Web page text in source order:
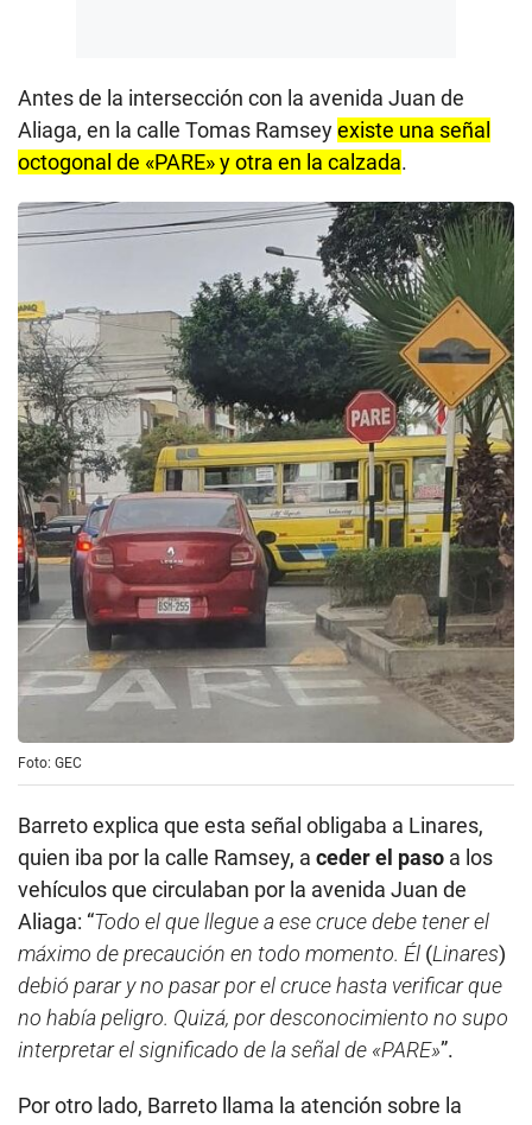
Antes de la intersección con la avenida Juan de
Aliaga, en la calle Tomas Ramseyexiste una señal
octogonal de «PARE» y otra en la calzada.
Foto: GEC
Barreto explica que esta señal obligaba a Linares,
quien iba por la calle Ramsey, a ceder el paso a los
vehículos que circulaban por la avenida Juan de
Aliaga: “Todo el que llegue a ese cruce debe tener el
máximo de precaución en todo momento. Él (Linares)
debió parar y no pasar por el cruce hasta verificar que
no había peligro. Quizá, por desconocimiento no supo
interpretar el significado de la señal de «PARE»”.
Por otro lado, Barreto llama la atención sobre la